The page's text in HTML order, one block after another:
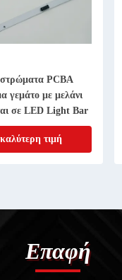
PCBA
γεμάτο με μελάνι
σε LED Light Bar
τιμή
Επαφή